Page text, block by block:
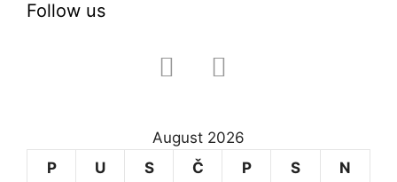
Follow us
August 2026
P
U S Č P S N